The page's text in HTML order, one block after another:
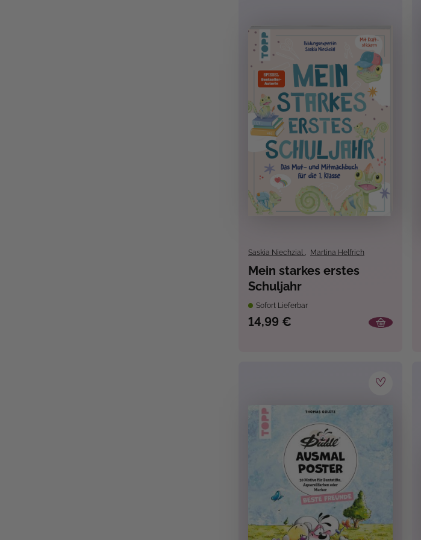
Saskia Niechzial , Martina Helfrich
Mein starkes erstes
Schuljahr
Sofort Lieferbar
14,99 €